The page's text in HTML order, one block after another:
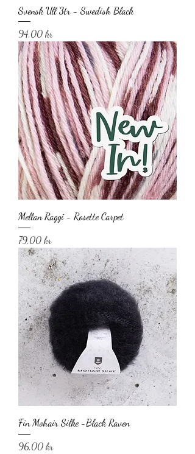
Svensk Ull 3tr - Swedish Black
Pris
94,00 kr
Mellan Raggi - Rosette Carpet
Pris
79,00 kr
Fin Mohair Silke -Black Raven
Pris
96,00 kr